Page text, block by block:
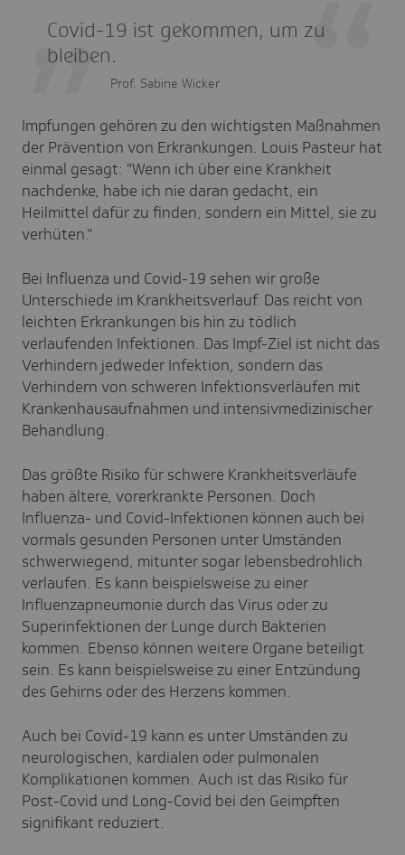
Covid-19 ist gekommen, um zu
bleiben.
Prof. Sabine Wicker
Impfungen gehören zu den wichtigsten Maßnahmen
der Prävention von Erkrankungen. Louis Pasteur hat
einmal gesagt: "Wenn ich über eine Krankheit
nachdenke, habe ich nie daran gedacht, ein
Heilmittel dafür zu finden, sondern ein Mittel, sie zu
verhüten."
Bei Influenza und Covid-19 sehen wir große
Unterschiede im Krankheitsverlauf. Das reicht von
leichten Erkrankungen bis hin zu tödlich
verlaufenden Infektionen. Das Impf-Ziel ist nicht das
Verhindern jedweder Infektion, sondern das
Verhindern von schweren Infektionsverläufen mit
Krankenhausaufnahmen und intensivmedizinischer
Behandlung.
Das größte Risiko für schwere Krankheitsverläufe
haben ältere, vorerkrankte Personen. Doch
Influenza- und Covid-Infektionen können auch bei
vormals gesunden Personen unter Umständen
schwerwiegend, mitunter sogar lebensbedrohlich
verlaufen. Es kann beispielsweise zu einer
Influenzapneumonie durch das Virus oder zu
Superinfektionen der Lunge durch Bakterien
kommen. Ebenso können weitere Organe beteiligt
sein. Es kann beispielsweise zu einer Entzündung
des Gehirns oder des Herzens kommen.
Auch bei Covid-19 kann es unter Umständen zu
neurologischen, kardialen oder pulmonalen
Komplikationen kommen. Auch ist das Risiko für
Post-Covid und Long-Covid bei den Geimpften
signifikant reduziert.